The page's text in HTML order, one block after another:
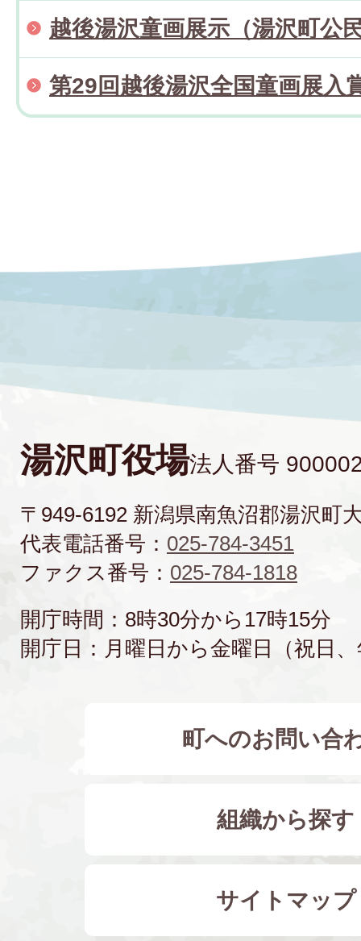
越後湯沢童画展示（湯沢町公
第29回越後湯沢全国童画展入
湯沢町役場法人番号
〒949-6192 新潟県南魚沼郡湯沢町
代表電話番号： 025-784-3451
ファクス番号： 025-784-1818
開庁時間：8時30分から17時15分
開庁日：月曜日から金曜日（祝日
町へのお問い合
組織から探す
サイトマップ